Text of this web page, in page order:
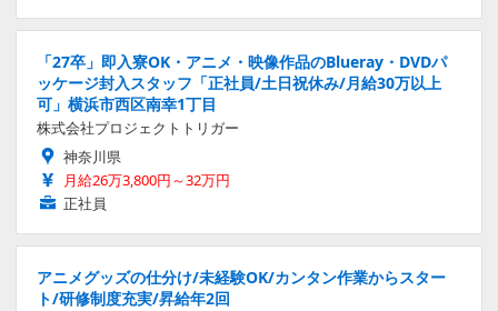
「27卒」即入寮OK・アニメ・映像作品のBlueray・DVDパ
ッケージ封入スタッフ「正社員/土日祝休み/月給30万以上
可」横浜市西区南幸1丁目
株式会社プロジェクトトリガー
神奈川県
月給26万3,800円～32万円
正社員
アニメグッズの仕分け/未経験OK/カンタン作業からスター
ト/研修制度充実/昇給年2回